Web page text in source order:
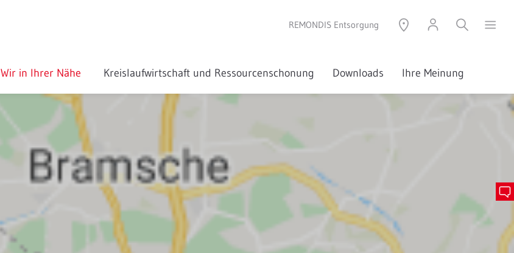
REMONDIS Entsorgung
Wir in Ihrer Nähe Kreislaufwirtschaft und Ressourcenschonung Downloads Ihre Meinung